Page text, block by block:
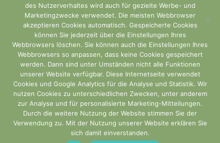
bestätigen. Der Zahlungseingang wird in der
Regel innerhalb von wenigen Minuten bei uns
verbucht und deine Bestellung wird
umgehend bearbeitet.
Klarna - Kreditkartenzahlung
Kreditkartenzahlung
Rechnung
Sie erhalten nach der Bestellung eine
des Nutzerverhaltes wird auch für gezielte Werbe- und
Marketingzwecke verwendet. Die meisten Webbrowser
akzeptieren Cookies automatisch. Gespeicherte Cookies
können Sie jederzeit über die Einstellungen Ihres
Webbrowsers löschen. Sie können auch die Einstellungen Ihres
Webbrowsers so anpassen, dass keine Cookies gespeichert
werden. Dann sind unter Umständen nicht alle Funktionen
unserer Website verfügbar. Diese Internetseite verwendet
Cookies und Google Analytics für die Analyse und Statistik. Wir
nutzen Cookies zu unterschiedlichen Zwecken, unter anderem
zur Analyse und für personalisierte Marketing-Mitteilungen.
Durch die weitere Nutzung der Website stimmen Sie der
Verwendung zu. Mit der Nutzung unserer Website erklären Sie
sich damit einverstanden.